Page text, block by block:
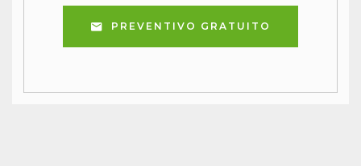
PREVENTIVO GRATUITO